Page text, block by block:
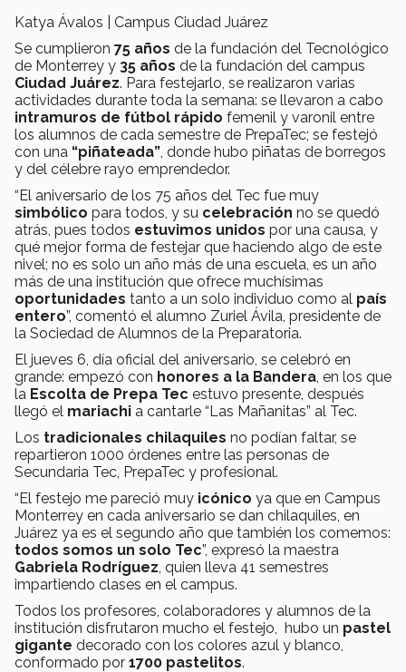
Katya Ávalos | Campus Ciudad Juárez
Se cumplieron 75 años de la fundación del Tecnológico
de Monterrey y 35 años de la fundación del campus
Ciudad Juárez. Para festejarlo, se realizaron varias
actividades durante toda la semana: se llevaron a cabo
intramuros de fútbol rápido femenil y varonil entre
los alumnos de cada semestre de PrepaTec; se festejó
con una “piñateada” , donde hubo piñatas de borregos
y del célebre rayo emprendedor.
“El aniversario de los 75 años del Tec fue muy
simbólico para todos, y su celebración no se quedó
atrás, pues todos estuvimos unidos por una causa, y
qué mejor forma de festejar que haciendo algo de este
nivel; no es solo un año más de una escuela, es un año
más de una institución que ofrece muchísimas
oportunidades tanto a un solo individuo como al país
entero”, comentó el alumno Zuriel Ávila, presidente de
la Sociedad de Alumnos de la Preparatoria.
El jueves 6, día oficial del aniversario, se celebró en
grande: empezó con honores a la Bandera , en los que
la Escolta de Prepa Tec estuvo presente, después
llegó el mariachi a cantarle “Las Mañanitas” al Tec.
Los tradicionales chilaquiles no podían faltar, se
repartieron 1000 órdenes entre las personas de
Secundaria Tec, PrepaTec y profesional.
“El festejo me pareció muy icónico ya que en Campus
Monterrey en cada aniversario se dan chilaquiles, en
Juárez ya es el segundo año que también los comemos:
todos somos un solo Tec”, expresó la maestra
Gabriela Rodríguez , quien lleva 41 semestres
impartiendo clases en el campus.
Todos los profesores, colaboradores y alumnos de la
institución disfrutaron mucho el festejo, hubo un pastel
gigante decorado con los colores azul y blanco,
conformado por 1700 pastelitos.